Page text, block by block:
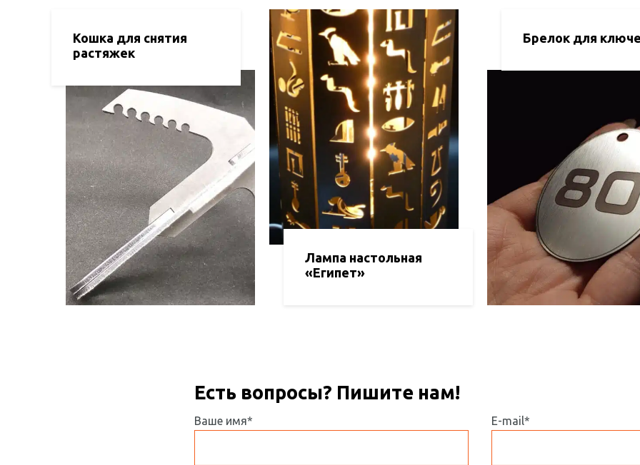
Кошка для снятия
растяжек
Лампа настольная
«Египет»
Брелок для
Есть вопросы? Пишите нам!
Ваше имя* E-mail*